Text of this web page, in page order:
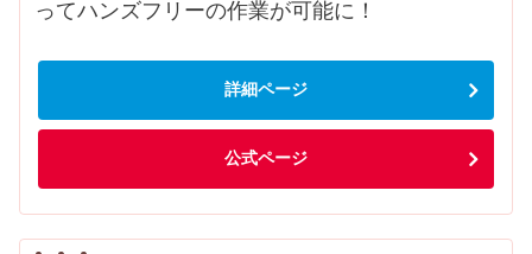
ってハンズフリーの作業が可能に！
詳細ページ
公式ページ